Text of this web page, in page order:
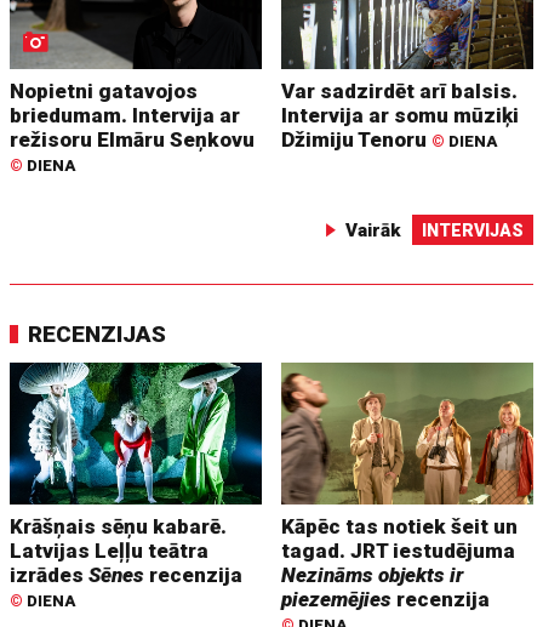
Nopietni gatavojos
briedumam. Intervija ar
režisoru Elmāru Seņkovu
© DIENA
Var sadzirdēt arī balsis.
Intervija ar somu mūziķi
Džimiju Tenoru © DIENA
Vairāk INTERVIJAS
RECENZIJAS
Krāšņais sēņu kabarē.
Latvijas Leļļu teātra
izrādesSēnes recenzija
© DIENA
Kāpēc tas notiek šeit un
tagad. JRT iestudējuma
Nezināms objekts ir
piezemējies recenzija